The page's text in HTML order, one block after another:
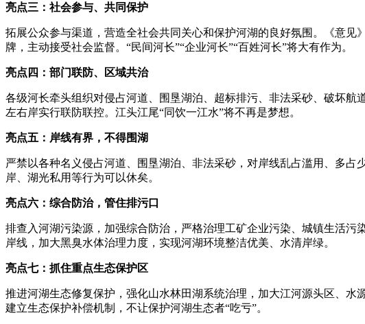
亮点三：社会参与、共同保护
拓展公众参与渠道，营造全社会共同关心和保护河湖的良好氛围。《意
牌，主动接受社会监督。“民间河长”“企业河长”“百姓河长”将大有作为。
亮点四：部门联防、区域共治
各级河长牵头组织对侵占河道、围垦湖泊、超标排污、非法采砂、破坏航
左右岸实行联防联控。江头江尾“同饮一江水”将不再是梦想。
亮点五：岸线有界，不得围湖
严禁以各种名义侵占河道、围垦湖泊、非法采砂，对岸线乱占滥用、多
岸、湖光私用等行为可以休矣。
亮点六：综合防治，管住排污口
排查入河湖污染源，加强综合防治，严格治理工矿企业污染、城镇生活
岸线，加大黑臭水体治理力度，实现河湖环境整洁优美、水清岸绿。
亮点七：抓住重点生态保护区
推进河湖生态修复保护，强化山水林田湖系统治理，加大江河源头区、
建立生态保护补偿机制，不让保护河湖生态者“吃亏”。